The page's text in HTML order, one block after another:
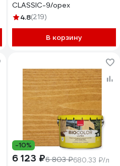
CLASSIC-9/орех
4.8(219)
В корзину
-10%
6 123 ₽6 803 ₽680.33 ₽/л